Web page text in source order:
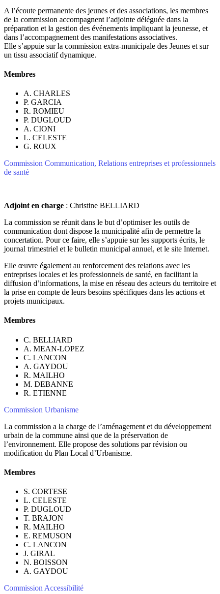
A l’écoute permanente des jeunes et des associations, les membres
de la commission accompagnent l’adjointe déléguée dans la
préparation et la gestion des événements impliquant la jeunesse, et
dans l’accompagnement des manifestations associatives.
Elle s’appuie sur la commission extra-municipale des Jeunes et sur
un tissu associatif dynamique.
Membres
A. CHARLES
P. GARCIA
R. ROMIEU
P. DUGLOUD
A. CIONI
L. CELESTE
G. ROUX
Commission Communication, Relations entreprises et professionnels
de santé
Adjoint en charge : Christine BELLIARD
La commission se réunit dans le but d’optimiser les outils de
communication dont dispose la municipalité afin de permettre la
concertation. Pour ce faire, elle s’appuie sur les supports écrits, le
journal trimestriel et le bulletin municipal annuel, et le site Internet.
Elle œuvre également au renforcement des relations avec les
entreprises locales et les professionnels de santé, en facilitant la
diffusion d’informations, la mise en réseau des acteurs du territoire et
la prise en compte de leurs besoins spécifiques dans les actions et
projets municipaux.
Membres
C. BELLIARD
A. MEAN-LOPEZ
C. LANCON
A. GAYDOU
R. MAILHO
M. DEBANNE
R. ETIENNE
Commission Urbanisme
La commission a la charge de l’aménagement et du développement
urbain de la commune ainsi que de la préservation de
l’environnement. Elle propose des solutions par révision ou
modification du Plan Local d’Urbanisme.
Membres
S. CORTESE
L. CELESTE
P. DUGLOUD
T. BRAJON
R. MAILHO
E. REMUSON
C. LANCON
J. GIRAL
N. BOISSON
A. GAYDOU
Commission Accessibilité